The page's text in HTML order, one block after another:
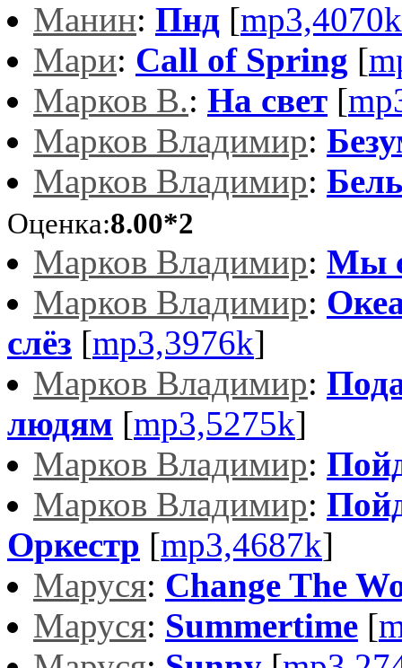
Манин: Пнд [mp3,4070k
Мари: Call of Spring [
Марков В.: На свет [
Марков Владимир:
Марков Владимир:
Оценка:8.00*2
Марков Владимир: Мы
Марков Владимир:
слёз [mp3,3976k]
Марков Владимир:
людям [mp3,5275k]
Марков Владимир:
Марков Владимир:
Оркестр [mp3,4687k]
Маруся: Change The
Маруся: Summertime [